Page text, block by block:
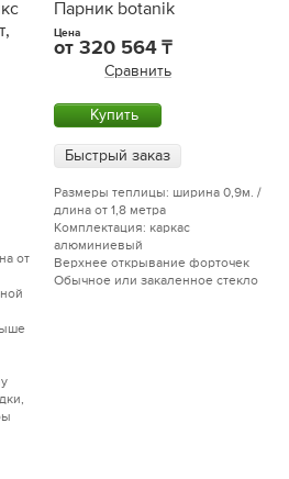
от
Парник botanik
Цена
от 320 564
Сравнить
Купить
Быстрый заказ
Размеры теплицы: ширина 0,9м. /
длина от 1,8 метра
Комплектация: каркас
алюминиевый
Верхнее открывание форточек
Обычное или закаленное стекло